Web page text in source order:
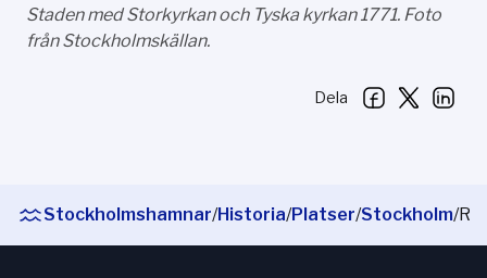
Staden med Storkyrkan och Tyska kyrkan 1771. Foto
från Stockholmskällan.
Dela
Stockholmshamnar/Historia/Platser/Stockholm/